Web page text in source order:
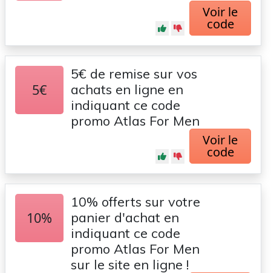
Voir le
code
5€
5€ de remise sur vos
achats en ligne en
indiquant ce code
promo Atlas For Men
Voir le
code
10%
10% offerts sur votre
panier d'achat en
indiquant ce code
promo Atlas For Men
sur le site en ligne !